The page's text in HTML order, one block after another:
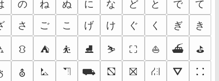
の ね ぬ に な ど と で
て
さ ご こ げ け ぐ く ぎ
き
⛻ ⛺ ⛹ ⛸ ⛷ ⛶ ⛵ ⛴ ⛳
⛢ ⛡ ⛠ ⛟ ⛞ ⛝ ⛜ ⛛ ⛚